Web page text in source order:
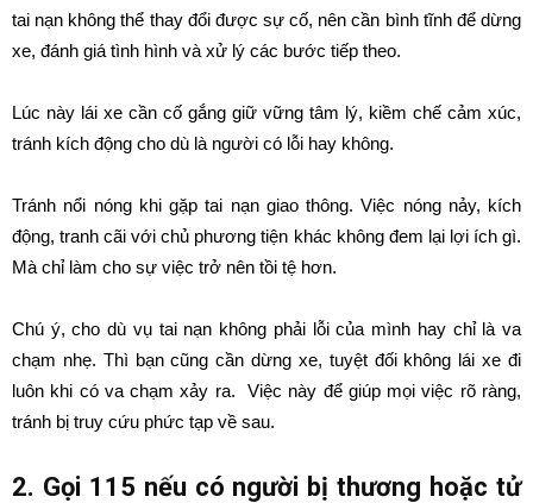
tai nạn không thể thay đổi được sự cố, nên cần bình tĩnh để dừng
xe, đánh giá tình hình và xử lý các bước tiếp theo.
Lúc này lái xe cần cố gắng giữ vững tâm lý, kiềm chế cảm xúc,
tránh kích động cho dù là người có lỗi hay không.
Tránh nổi nóng khi gặp tai nạn giao thông. Việc nóng nảy, kích
động, tranh cãi với chủ phương tiện khác không đem lại lợi ích gì.
Mà chỉ làm cho sự việc trở nên tồi tệ hơn.
Chú ý, cho dù vụ tai nạn không phải lỗi của mình hay chỉ là va
chạm nhẹ. Thì bạn cũng cần dừng xe, tuyệt đối không lái xe đi
luôn khi có va chạm xảy ra. Việc này để giúp mọi việc rõ ràng,
tránh bị truy cứu phức tạp về sau.
2. Gọi 115 nếu có người bị thương hoặc tử